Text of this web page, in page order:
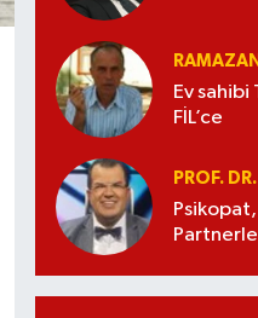
Ev sahibi
FİL’ce
PROF.